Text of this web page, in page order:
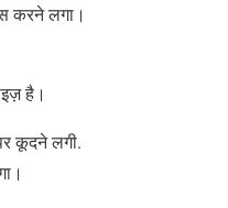
करने लगा।
है।
कूदने लगी.